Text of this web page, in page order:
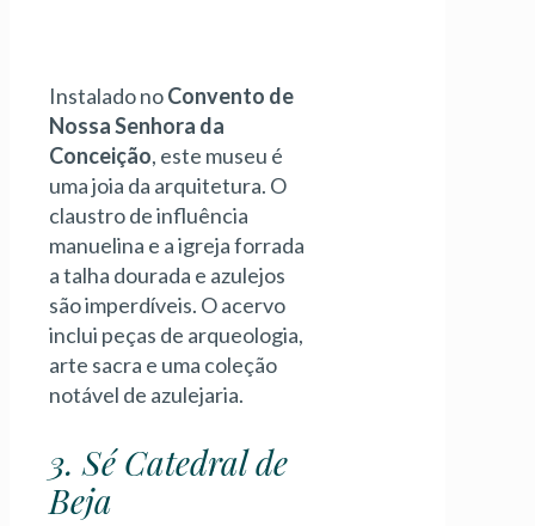
Instalado noConvento de
Nossa Senhora da
Conceição, este museu é
uma joia da arquitetura. O
claustro de influência
manuelina e a igreja forrada
a talha dourada e azulejos
são imperdíveis. O acervo
inclui peças de arqueologia,
arte sacra e uma coleção
notável de azulejaria.
3. Sé Catedral de
Beja